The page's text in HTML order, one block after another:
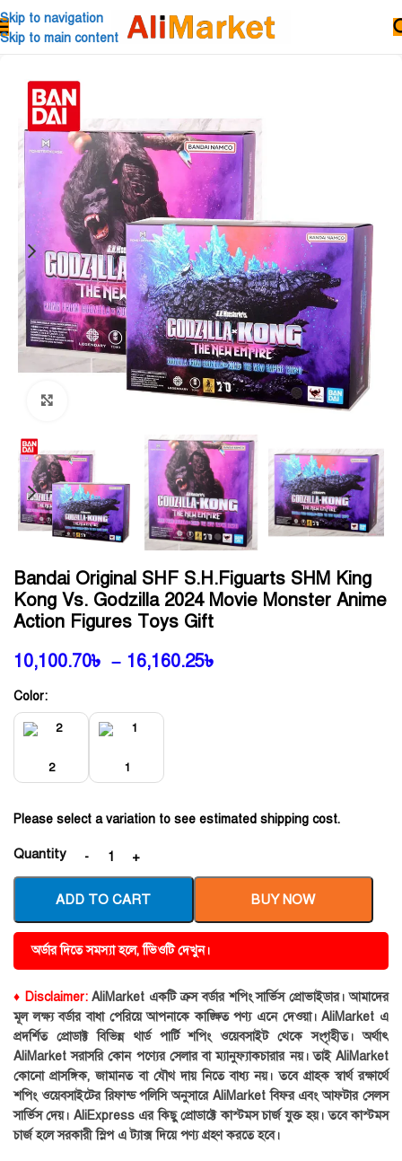
Skip to navigation
Skip to main content
Bandai Original SHF S.H.Figuarts SHM King
Kong Vs. Godzilla 2024 Movie Monster Anime
Action Figures Toys Gift
10,100.70৳ – 16,160.25৳
Color:
2 1
Please select a variation to see estimated shipping cost.
Quantity
ADD TO CART BUY NOW
অর্ডার দিতে সমস্যা হলে, ভিিওটি দেখুন।
♦ Disclaimer:AliMarket একটি ক্রস বর্ডার শপিং সার্ভিস প্রোভাইডার। আমাদের
মূল লক্ষ্য বর্ডার বাধা পেরিয়ে আপনাকে কাঙ্ক্ষিত পণ্য এনে দেওয়া। AliMarket এ
প্রদর্শিত প্রোডাক্ট বিভিন্ন থার্ড পার্টি শপিং ওয়েবসাইট থেকে সংগৃহীত। অর্থাৎ
AliMarket সরাসরি কোন পণ্যের সেলার বা ম্যানুফ্যাকচারার নয়। তাই AliMarket
কোনো প্রাসঙ্গিক, জামানত বা যৌথ দায় নিতে বাধ্য নয়। তবে গ্রাহক স্বার্থ রক্ষার্থে
শপিং ওয়েবসাইটের রিফান্ড পলিসি অনুসারে AliMarket বিফর এবং আফটার সেলস
সার্ভিস দেয়। AliExpress এর কিছু প্রোডাক্টে কাস্টমস চার্জ যুক্ত হয়। তবে কাস্টমস
চার্জ হলে সরকারী স্লিপ এ ট্যাক্স দিয়ে পণ্য গ্রহণ করতে হবে।